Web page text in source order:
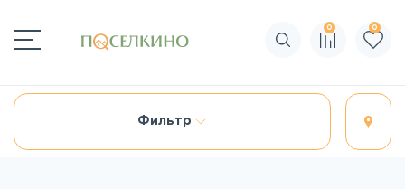
Поиск по сайту
0 0
Фильтр